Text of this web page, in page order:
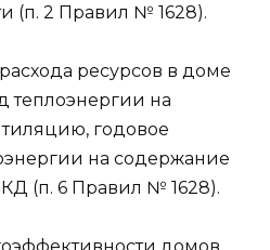
(п. 2 Правил № 1628).
ресурсов в доме
теплоэнергии на
годовое
на содержание
(п. 6 Правил № 1628).